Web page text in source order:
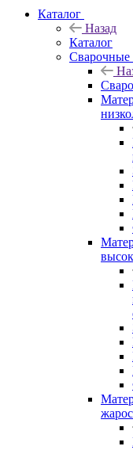
Каталог
Назад
Каталог
Сварочные